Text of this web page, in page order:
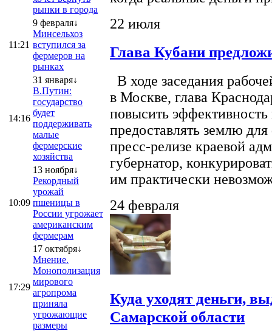
рынки в города
11:21
9 февраля↓
Минсельхоз
вступился за
фермеров на
рынках
14:16
31 января↓
В.Путин:
государство
будет
поддерживать
малые
фермерские
хозяйства
10:09
13 ноября↓
Рекордный
урожай
пшеницы в
России угрожает
американским
фермерам
17:29
17 октября↓
Мнение.
Монополизация
мирового
агропрома
приняла
угрожающие
размеры
22 июля
Глава Кубани
В ходе заседания
в Москве, глава
повысить эффективность
предоставлять землю
пресс-релизе краевой
губернатор,
им практически
24 февраля
Куда уходят деньги,
Самарской области